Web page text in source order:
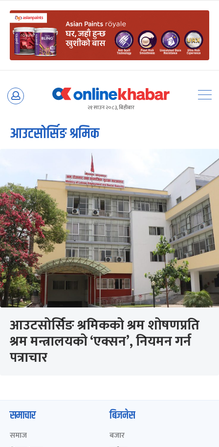
Skip
२१ साउन २०८३, बिहीबार
आउटसोर्सिङ श्रमिक
आउटसोर्सिङ श्रमिकको श्रम शोषणप्रति
श्रम मन्त्रालयको ‘एक्सन’, नियमन गर्न
पत्राचार
समाचार
समाज
बिजनेस
बजार